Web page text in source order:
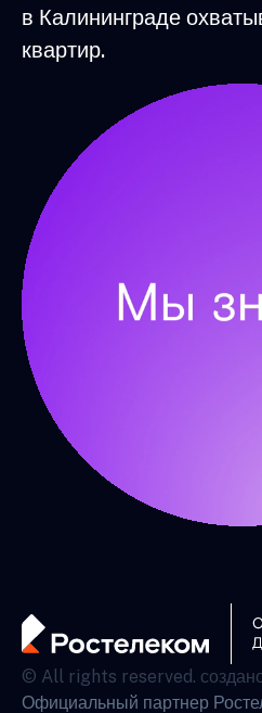
в Калининграде
квартир.
© All rights reserved.
Официальный партнер